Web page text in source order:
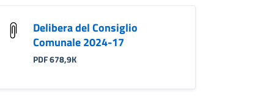
Delibera del Consiglio
Comunale 2024-17
PDF 678,9K